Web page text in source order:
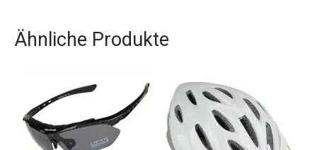
Ähnliche Produkte